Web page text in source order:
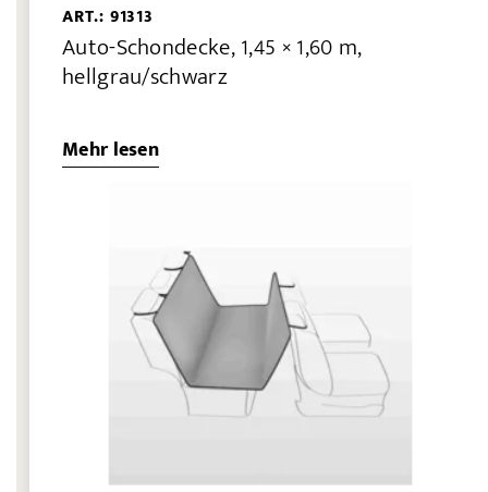
ART.: 91313
Auto-Schondecke, 1,45 × 1,60 m,
hellgrau/schwarz
Mehr lesen